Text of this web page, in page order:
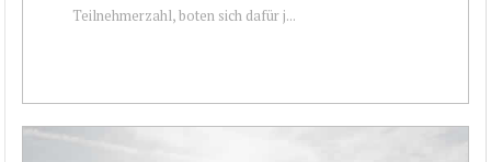
Teilnehmerzahl, boten sich dafür j...